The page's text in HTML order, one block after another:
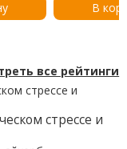
В
все рейтинги
стрессе и